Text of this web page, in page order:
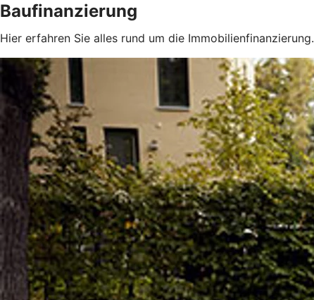
Baufinanzierung
Hier erfahren Sie alles rund um die Immobilienfinanzierung.